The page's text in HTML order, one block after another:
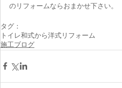
のリフォームならおまかせ下さい。
タグ：
トイレ和式から洋式リフォーム
施工ブログ